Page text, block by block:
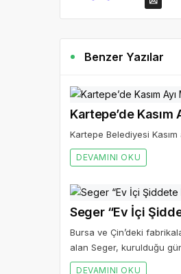
Benzer Yazılar
Kartepe’de Kasım
Kartepe Belediyesi Kasım
DEVAMINI OKU
Seger “Ev İçi
Bursa ve Çin’deki
alan Seger, kurulduğu
DEVAMINI OKU